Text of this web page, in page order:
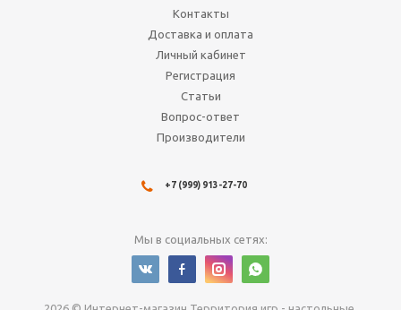
Контакты
Доставка и оплата
Личный кабинет
Регистрация
Статьи
Вопрос-ответ
Производители
+7 (999) 913-27-70
Мы в социальных сетях: